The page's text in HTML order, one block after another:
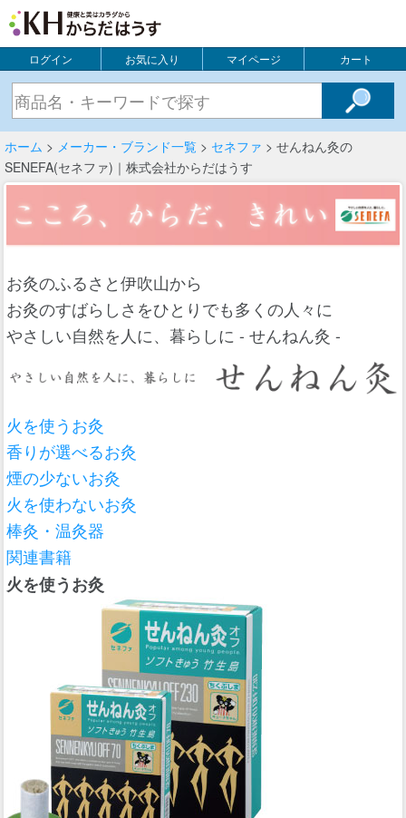
ログイン お気に入り マイページ カート
ホーム > メーカー・ブランド一覧 > セネファ > せんねん灸の
SENEFA(セネファ)｜株式会社からだはうす
お灸のふるさと伊吹山から
お灸のすばらしさをひとりでも多くの人々に
やさしい自然を人に、暮らしに - せんねん灸 -
火を使うお灸
香りが選べるお灸
煙の少ないお灸
火を使わないお灸
棒灸・温灸器
関連書籍
火を使うお灸